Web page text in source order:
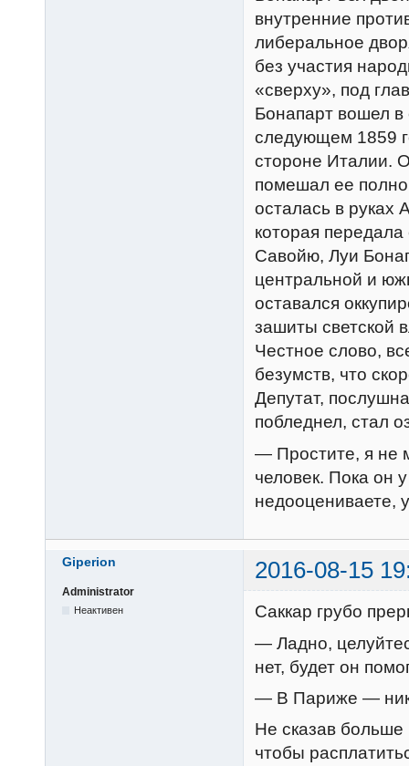
внутренние
либеральное
без участия
«сверху», под
Бонапарт вошел в
следующем 1859
стороне Италии.
помешал ее
осталась в
которая
Савойю, Луи
центральной и
оставался
зашиты светской
Честное слово,
безумств, что
Депутат,
побледнел, стал
— Простите, я не
человек. Пока он
недооцениваете,
Giperion 2016-08-15
Administrator
Неактивен
Саккар грубо
— Ладно,
нет, будет он
— В Париже —
Не сказав больше
чтобы